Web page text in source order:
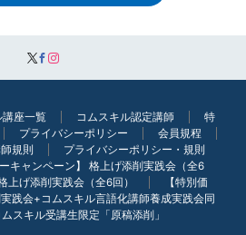
講座一覧 コムスキル認定講師
特
プライバシーポリシー
会員規程
規則
プライバシーポリシー・規則
キャンペーン】 格上げ添削実践会（全6
上げ添削実践会（全6回）
【特別価
践会+コムスキル言語化講師養成実践会同
ムスキル受講生限定「原稿添削」